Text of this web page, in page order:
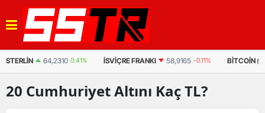
İSVIÇRE FRANKI 58,9165 -0.11% BITCOIN (USDT) 63.130,00 -1.996%
20 Cumhuriyet Altını Kaç TL?